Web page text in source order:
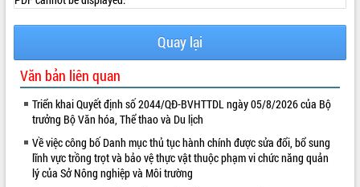
Quay lại
Văn bản liên quan
Triển khai Quyết định số 2044/QĐ-BVHTTDL ngày 05/8/2026 của Bộ
trưởng Bộ Văn hóa, Thể thao và Du lịch
Về việc công bố Danh mục thủ tục hành chính được sửa đổi, bổ sung
lĩnh vực trồng trọt và bảo vệ thực vật thuộc phạm vi chức năng quản
lý của Sở Nông nghiệp và Môi trường